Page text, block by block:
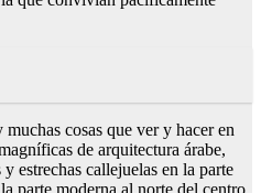
cosas que ver y hacer en
de arquitectura árabe,
estrechas callejuelas en la parte
parte moderna al norte del centro